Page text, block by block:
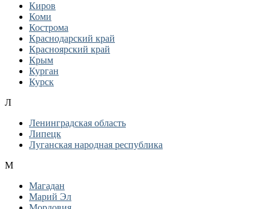
Киров
Коми
Кострома
Краснодарский край
Красноярский край
Крым
Курган
Курск
Л
Ленинградская область
Липецк
Луганская народная республика
М
Магадан
Марий Эл